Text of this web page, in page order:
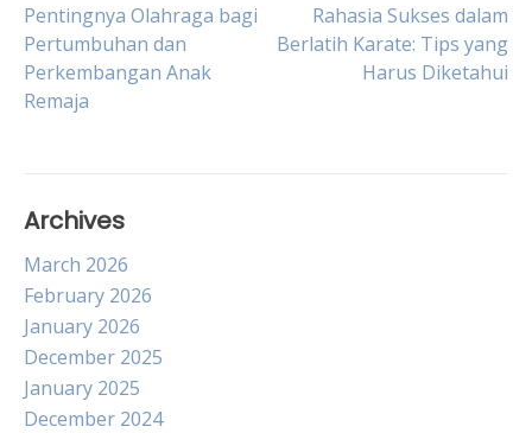
Post
navigation
Pentingnya Olahraga bagi
Pertumbuhan dan
Perkembangan Anak
Remaja
Rahasia Sukses dalam
Berlatih Karate: Tips yang
Harus Diketahui
Archives
March 2026
February 2026
January 2026
December 2025
January 2025
December 2024